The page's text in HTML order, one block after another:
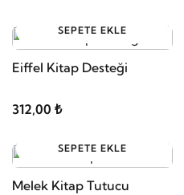
SEPETE EKLE
Eiffel Kitap Desteği
312,00 ₺
SEPETE EKLE
Melek Kitap Tutucu